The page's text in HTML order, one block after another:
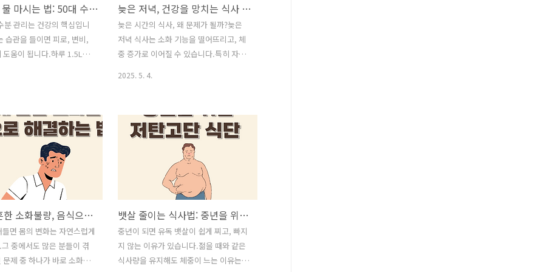
건강하게 물 마시는 법: 50대 수분 관리법
분 관리는 건강의 핵심입니
습관을 들이면 피로, 변비,
도움이 됩니다.하루 1.5L를
생기는 문제들물을 더 맛있
게 마시는 방법1. 나이 들수
요해지는 이유50대 이후에
이 줄어들고,갈증을 느끼
집니다.젊었을 땐 물을 안
던 것 같지만,나이가 들면
곧 건강 문제로 이어질 수 있
의 약 60%가 수분으로 구성
는 혈액순환, 체온 조절, 신
직결됩니다. 하지만 나이가
기능이 저하되며,물을 통한
늦은 저녁, 건강을 망치는 식사 습관
늦은 시간의 식사, 왜 문제가 될까?늦은
저녁 식사는 소화 기능을 떨어뜨리고, 체
중 증가로 이어질 수 있습니다.특히 자정
합니다.살이 찌는 가장 쉬운 습관야식은
대부분 고열량, 고지방 음식입니다.라면,
치킨, 피자 같은 메뉴는 잠들기 전 체지방
으로 쌓이기 쉽습니다.또한 야식 후 바로
누우면 역류성 식도염 위험도 커집니다.
수면의 질도 떨어진다포만감은 수면을 방
해합니다.속이 더부룩하거나 속 쓰림이
생기면 깊은 잠에 들기 어렵습니다.결국,
수면 부족은 다음 날 피로와 집중력 저하
로 이어집니다. 밤이 되면 식욕이 커지는
이유야간에는 스트레스 해소를 위해 단
2025. 5. 4.
50대에 흔한 소화불량, 음식으로 해결하는 법
면 몸의 변화는 자연스럽게
중에서도 많은 분들이 겪
문제 중 하나가 바로 소화불
뱃살 줄이는 식사법: 중년을 위한 저탄고단 식단
중년이 되면 유독 뱃살이 쉽게 찌고, 빠지
지 않는 이유가 있습니다.젊을 때와 같은
식사량을 유지해도 체중이 느는 이유는기